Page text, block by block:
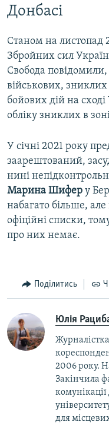
Донбасі
Станом на листопад
Збройних сил
Свобода
військових, зниклих
бойових дій на
обліку зниклих в
У січні 2021 року
заарештований,
нині
Марина Шифер у
набагато більше,
офіційні списки,
про них немає.
Поділитись
Юлія
2006 року.
Закінчила
для